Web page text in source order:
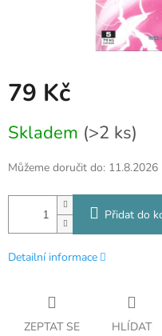
79 Kč
cena:
Skladem (>2 ks)
Můžeme doručit do: 11.8.2026
Přidat do
Detailní informace
ZEPTAT SE HLÍDAT